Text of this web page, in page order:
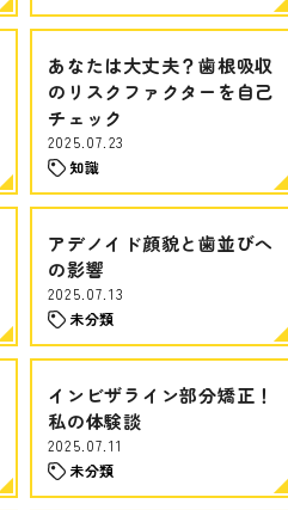
あなたは大丈夫？歯根吸収
のリスクファクターを自己
チェック
2025.07.23
知識
アデノイド顔貌と歯並びへ
の影響
2025.07.13
未分類
インビザライン部分矯正！
私の体験談
2025.07.11
未分類